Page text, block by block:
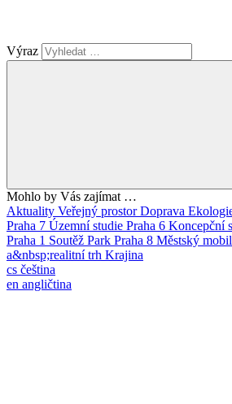
Výraz
Mohlo by Vás zajímat …
Aktuality Veřejný prostorDoprava
Praha 7 Územní studie Praha 6 Koncepční
Praha 1 Soutěž Park Praha 8 Městský
a&nbsp;realitní trh Krajina
cs čeština
en angličtina